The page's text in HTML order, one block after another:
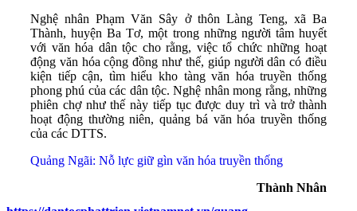
Nghệ nhân Phạm Văn Sây ở thôn Làng Teng, xã Ba
Thành, huyện Ba Tơ, một trong những người tâm huyết
với văn hóa dân tộc cho rằng, việc tổ chức những hoạt
động văn hóa cộng đồng như thế, giúp người dân có điều
kiện tiếp cận, tìm hiểu kho tàng văn hóa truyền thống
phong phú của các dân tộc. Nghệ nhân mong rằng, những
phiên chợ như thế này tiếp tục được duy trì và trở thành
hoạt động thường niên, quảng bá văn hóa truyền thống
của các DTTS.
Quảng Ngãi: Nỗ lực giữ gìn văn hóa truyền thống
Thành Nhân